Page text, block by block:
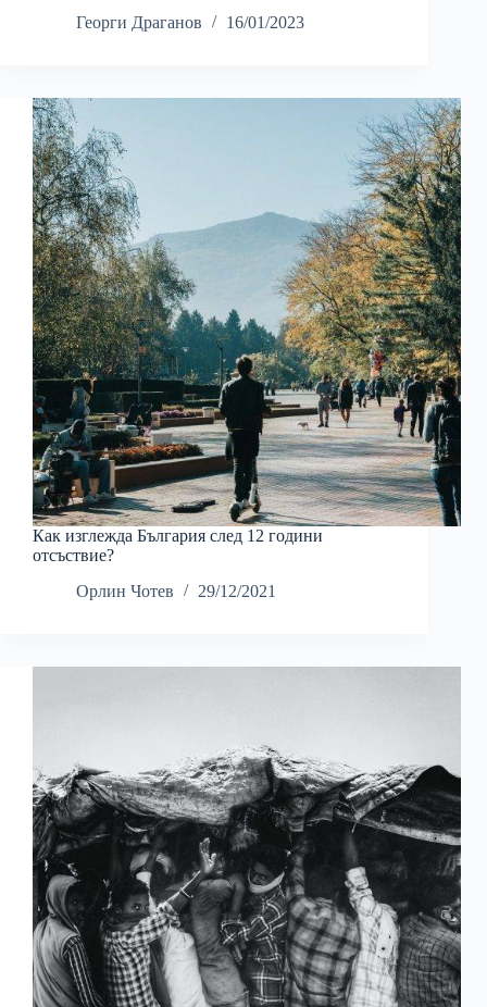
Георги Драганов 16/01/2023
Как изглежда България след 12 години
отсъствие?
Орлин Чотев
29/12/2021